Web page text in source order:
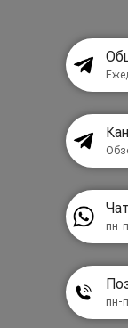
пн-
пн-